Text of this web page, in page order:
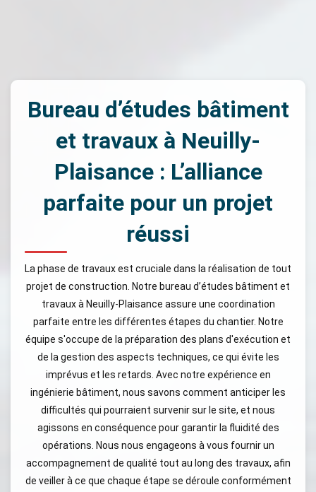
Bureau d’études bâtiment
et travaux à Neuilly-
Plaisance : L’alliance
parfaite pour un projet
réussi
La phase de travaux est cruciale dans la réalisation de tout
projet de construction. Notre bureau d’études bâtiment et
travaux à Neuilly-Plaisance assure une coordination
parfaite entre les différentes étapes du chantier. Notre
équipe s'occupe de la préparation des plans d'exécution et
de la gestion des aspects techniques, ce qui évite les
imprévus et les retards. Avec notre expérience en
ingénierie bâtiment, nous savons comment anticiper les
difficultés qui pourraient survenir sur le site, et nous
agissons en conséquence pour garantir la fluidité des
opérations. Nous nous engageons à vous fournir un
accompagnement de qualité tout au long des travaux, afin
de veiller à ce que chaque étape se déroule conformément